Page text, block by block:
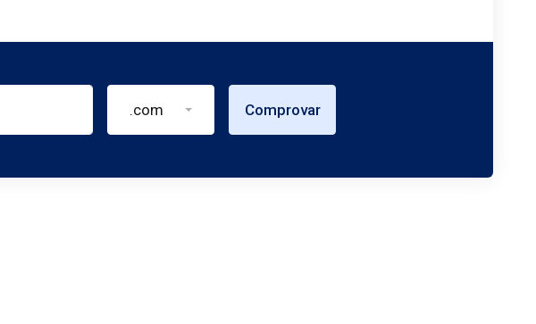
.com Comprovar